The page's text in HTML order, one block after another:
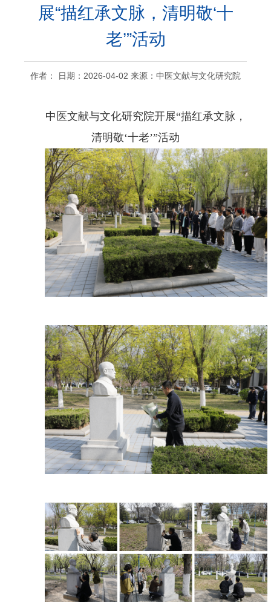
展“描红承文脉，清明敬‘十
老’”活动
作者： 日期：2026-04-02 来源：中医文献与文化研究院
中医文献与文化研究院开展“描红承文脉，
清明敬‘十老’”活动